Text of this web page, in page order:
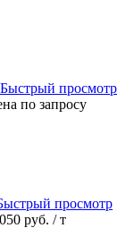
Быстрый просмотр
по запросу
просмотр
руб. / т